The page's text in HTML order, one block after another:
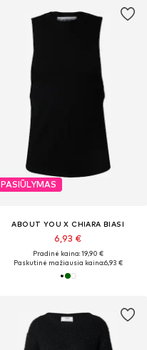
PASIŪLYMAS
ABOUT YOU X CHIARA BIASI
6,93 €
Pradinė kaina: 19,90 €
Paskutinė mažiausia kaina:6,93 €